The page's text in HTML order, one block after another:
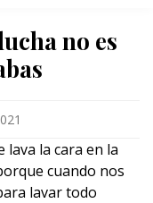
no es
lava la cara en la
cuando nos
lavar todo